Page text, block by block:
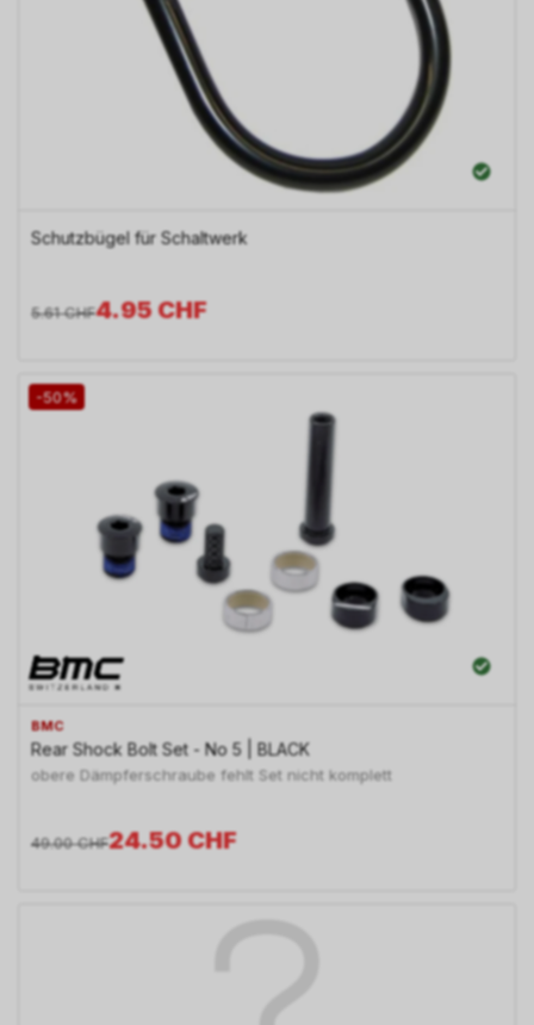
Schutzbügel für Schaltwerk
4.95CHF
5.61 CHF
-50%
BMC
Rear Shock Bolt Set - No 5 | BLACK
obere Dämpferschraube fehlt Set nicht komplett
24.50CHF
49.00 CHF